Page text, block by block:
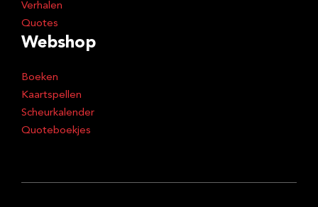
Verhalen
Quotes
Webshop
Boeken
Kaartspellen
Scheurkalender
Quoteboekjes